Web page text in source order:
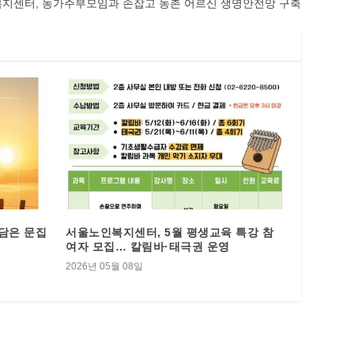
센터, 농가주부모임과 손잡고 농촌 어르신 생명안전망 구축
은 문집
서울노인복지센터, 5월 평생교육 특강 참
여자 모집… 칼림바·태극권 운영
2026년 05월 08일